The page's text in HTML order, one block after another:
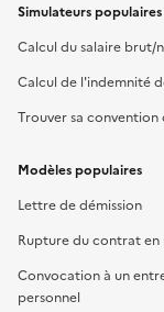
Simulateurs populaires
Calcul du salaire brut/
Calcul de l'indemnité
Trouver sa
Modèles populaires
Lettre de démission
Rupture du contrat en
Convocation à un
personnel